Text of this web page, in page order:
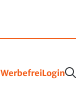
WerbefreiLogin